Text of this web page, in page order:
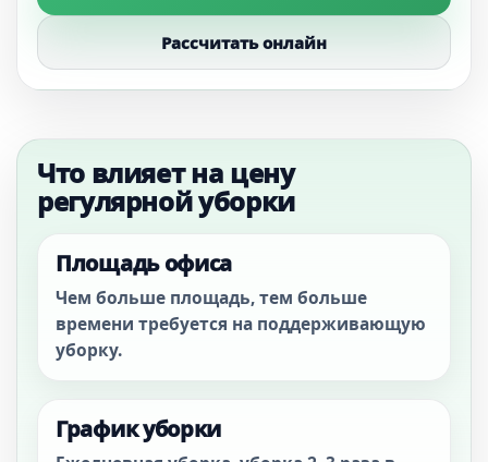
Рассчитать онлайн
Что влияет на цену
регулярной уборки
Площадь офиса
Чем больше площадь, тем больше
времени требуется на поддерживающую
уборку.
График уборки